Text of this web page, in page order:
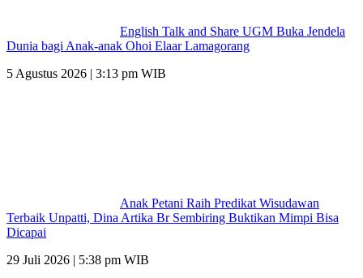
English Talk and Share UGM Buka Jendela
Dunia bagi Anak-anak Ohoi Elaar Lamagorang
5 Agustus 2026 | 3:13 pm WIB
Anak Petani Raih Predikat Wisudawan
Terbaik Unpatti, Dina Artika Br Sembiring Buktikan Mimpi Bisa
Dicapai
29 Juli 2026 | 5:38 pm WIB